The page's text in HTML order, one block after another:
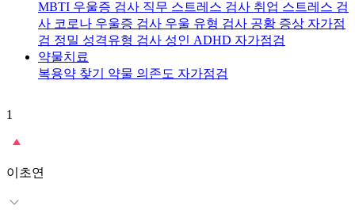
MBTI 우울증 검사 직무 스트레스 검사 취업 스트레스 검
사 코로나 우울증 검사 우울 유형 검사 공황 증상 자가점
검 정밀 성격유형 검사 성인 ADHD 자가점검
약물치료
복용약 찾기 약물 의존도 자가점검
1
이초연